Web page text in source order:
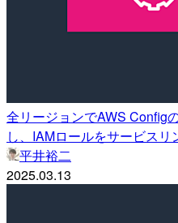
全リージョンでAWS Config
し、IAMロールをサービス
平井裕二
2025.03.13